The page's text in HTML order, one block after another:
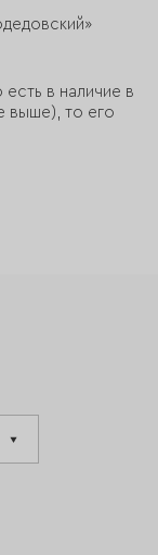
в наличие в
выше), то его